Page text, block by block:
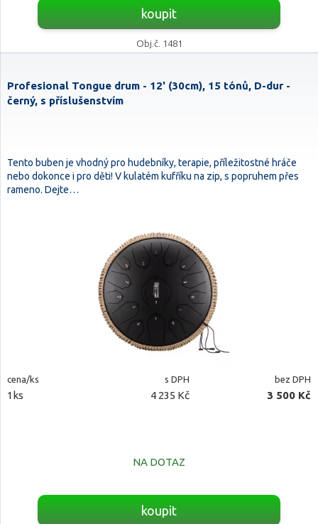
koupit
Obj.č. 1481
Profesional Tongue drum - 12' (30cm), 15 tónů, D-dur -
černý, s příslušenstvím
Tento buben je vhodný pro hudebníky, terapie, příležitostné hráče
nebo dokonce i pro děti! V kulatém kufříku na zip, s popruhem přes
rameno. Dejte…
cena/ks s DPH bez DPH
1ks 4 235 Kč 3 500 Kč
NA DOTAZ
koupit